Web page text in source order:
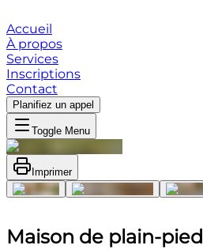
Accueil
À propos
Services
Inscriptions
Contact
Planifiez un appel
Toggle Menu
Imprimer
Maison de plain-pied